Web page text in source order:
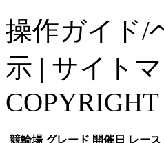
操作ガイド/
示 | サイト
競輪場 グレード 開催日 レース